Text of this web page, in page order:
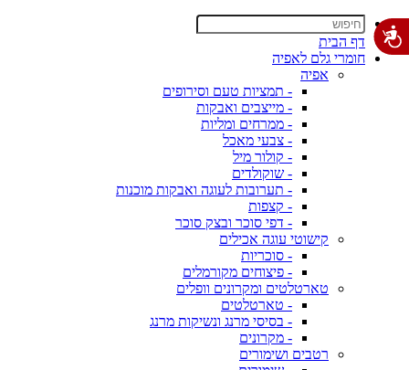
דף הבית
חומרי גלם לאפיה
אפיה
- תמציות טעם וסירופים
- מייצבים ואבקות
- ממרחים ומליות
- צבעי מאכל
- קולור מיל
- שוקולדים
- תערובות לעוגה ואבקות מוכנות
- קצפות
- דפי סוכר ובצק סוכר
קישוטי עוגה אכילים
- סוכריות
- פיצוחים מקורמלים
טארטלטים ומקרונים וופלים
- טארטלטים
- בסיסי מרנג ונשיקות מרנג
- מקרונים
רטבים ושימורים